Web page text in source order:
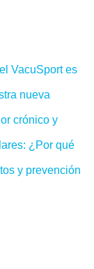
VacuSport es
nueva
crónico y
¿Por qué
y prevención